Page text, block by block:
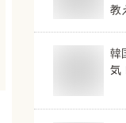
教
韓
気